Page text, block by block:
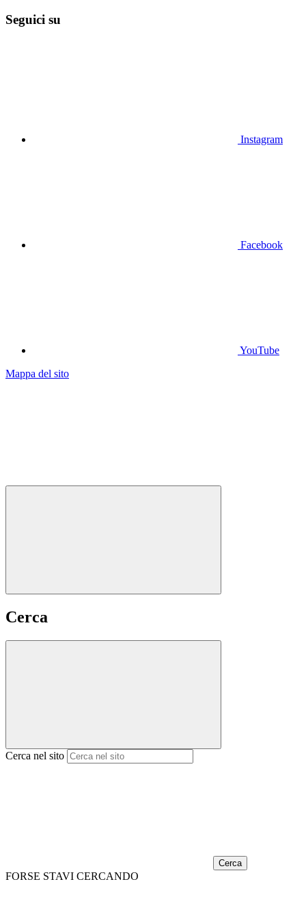
Seguici su
Instagram
Facebook
YouTube
Mappa del sito
Cerca
Cerca nel sito
Cerca
FORSE STAVI CERCANDO